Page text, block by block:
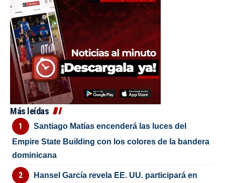
Más leídas
Santiago Matías encenderá las luces del
Empire State Building con los colores de la bandera
dominicana
Hansel García revela EE. UU. participará en